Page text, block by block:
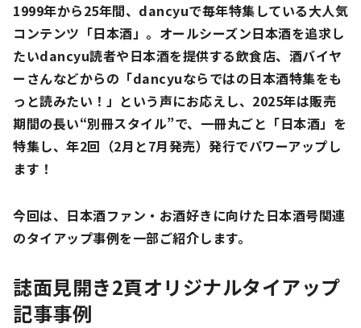
1999年から25年間、dancyuで毎年特集している大人気
コンテンツ「日本酒」。オールシーズン日本酒を追求し
たいdancyu読者や日本酒を提供する飲食店、酒バイヤ
ーさんなどからの「dancyuならではの日本酒特集をも
っと読みたい！」という声にお応えし、2025年は販売
期間の長い“別冊スタイル”で、一冊丸ごと「日本酒」を
特集し、年2回（2月と7月発売）発行でパワーアップし
ます！
今回は、日本酒ファン・お酒好きに向けた日本酒号関連
のタイアップ事例を一部ご紹介します。
誌面見開き2頁オリジナルタイアップ
記事事例